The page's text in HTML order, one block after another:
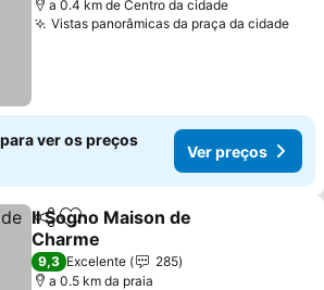
a 0.4 km de Centro da cidade
Vistas panorâmicas da praça da cidade
ver os preços
Ver preços
PartilharAdicionar aos favoritos
Il Sogno Maison de
Charme
9,3 Excelente
285
a 0.5 km da praia